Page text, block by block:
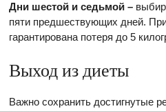
Дни шестой и седьмой –
пяти предшествующих дней.
гарантирована потеря до 5
Выход из диеты
Важно сохранить достигнутые